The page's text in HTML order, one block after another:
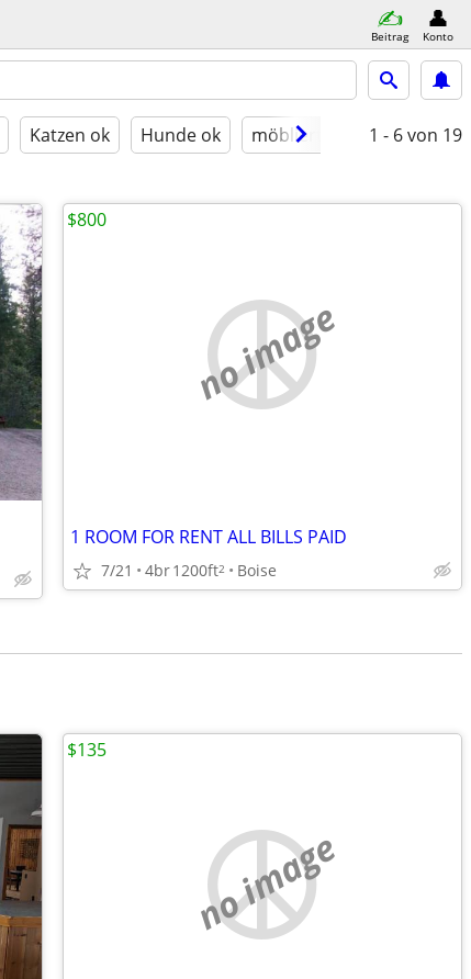
Beitrag Konto
Katzen ok Hunde ok möbliert 1 - 6von 19
no image
1 ROOM FOR RENT ALL BILLS PAID
7/21 4br1200ft2 Boise
$800
no image
$135